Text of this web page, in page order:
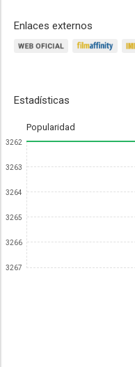
Enlaces externos
Estadísticas
Popularidad
3262
3263
3264
3265
3266
3267